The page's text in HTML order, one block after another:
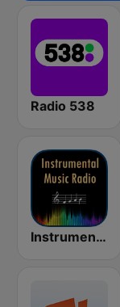
Radio 538
Instrumental Radio